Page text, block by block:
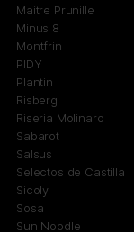
Maitre Prunille
Minus 8
Montfrin
PIDY
Plantin
Risberg
Riseria Molinaro
Sabarot
Salsus
Selectos de Castilla
Sicoly
Sosa
Sun Noodle